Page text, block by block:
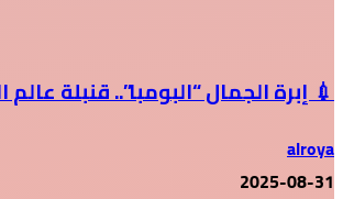
💉 إبرة الجمال “البومبا”.. قنبلة عالم
alroya
2025-08-31